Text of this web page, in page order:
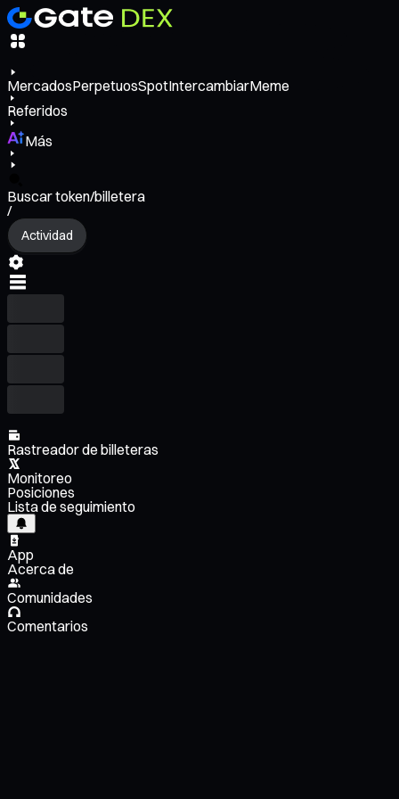
MercadosPerpetuosSpotIntercambiarMeme
Referidos
Más
Buscar token/billetera
/
Actividad
Rastreador de billeteras
Monitoreo
Posiciones
Lista de seguimiento
App
Acerca de
Comunidades
Comentarios